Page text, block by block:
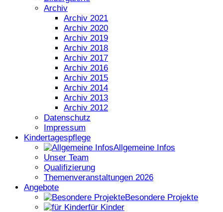
Archiv
Archiv 2021
Archiv 2020
Archiv 2019
Archiv 2018
Archiv 2017
Archiv 2016
Archiv 2015
Archiv 2014
Archiv 2013
Archiv 2012
Datenschutz
Impressum
Kindertagespflege
Allgemeine Infos
Unser Team
Qualifizierung
Themenveranstaltungen 2026
Angebote
Besondere Projekte
für Kinder